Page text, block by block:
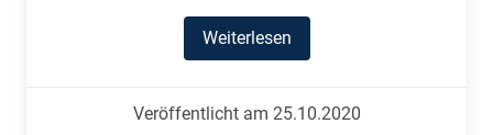
Weiterlesen
Veröffentlicht am 25.10.2020